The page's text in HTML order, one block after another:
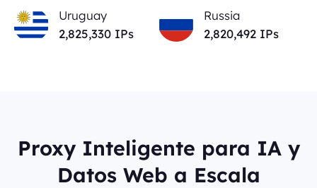
Uruguay
2,825,330 IPs
Russia
2,820,492 IPs
Proxy Inteligente para IA y
Datos Web a Escala